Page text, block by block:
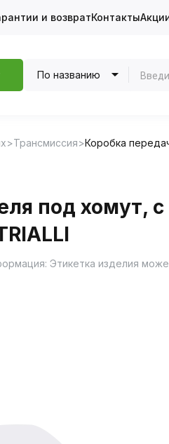
и возвратКонтакты
По названию
Трансмиссия Коробка
под хомут,